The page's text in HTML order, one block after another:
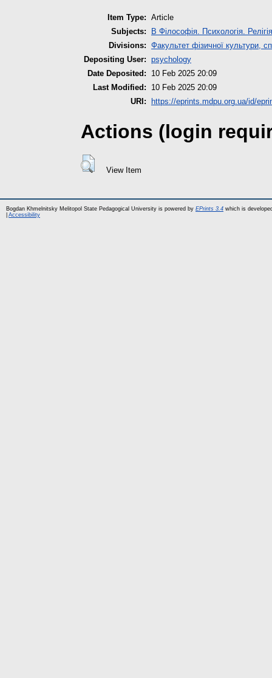
Item Type: Article
Subjects:
B Філософія. Психологія. Релігія
Divisions: Факультет фізичної культури,
Depositing User: psychology
Date Deposited:
10 Feb 2025 20:09
Last Modified:
10 Feb 2025 20:09
URI:
https://eprints.mdpu.org.ua/id/
Actions (login
View Item
Bogdan Khmelnitsky Melitopol State Pedagogical University is powered by EPrints 3.4 which is
Accessibility